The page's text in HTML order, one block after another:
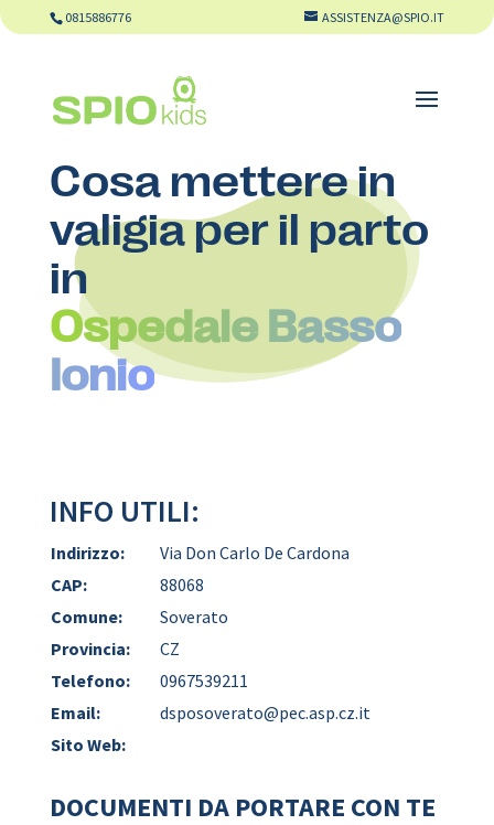
0815886776 ASSISTENZA@SPIO.IT
Cosa mettere in
valigia per il parto
in
Ospedale Basso
Ionio
INFO UTILI:
Indirizzo:
Via Don Carlo De Cardona
CAP:
88068
Comune:
Soverato
Provincia:
CZ
Telefono:
0967539211
Email:
dsposoverato@pec.asp.cz.it
Sito Web:
DOCUMENTI DA PORTARE CON TE